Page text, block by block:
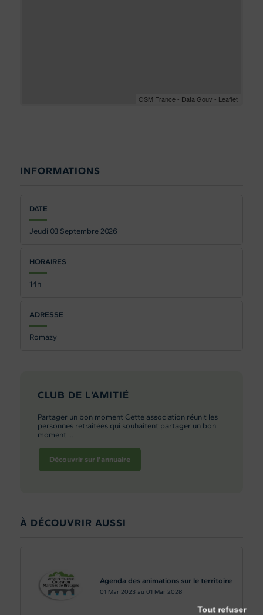
OSM France - Data Gouv - Leaflet
INFORMATIONS
DATE
Jeudi 03 Septembre 2026
HORAIRES
14h
ADRESSE
Romazy
CLUB DE L’AMITIÉ
Partager un bon moment Cette association réunit les
personnes retraitées qui souhaitent partager un bon
moment ...
Découvrir sur l'annuaire
À DÉCOUVRIR AUSSI
Agenda des animations sur le territoire
01 Mar 2023 au 01 Mar 2028
Tout refuser